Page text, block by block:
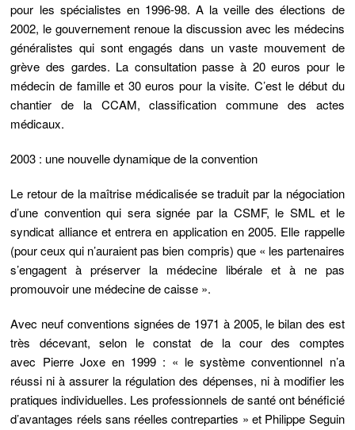
pour les spécialistes en 1996-98. A la veille des élections de
2002, le gouvernement renoue la discussion avec les médecins
généralistes qui sont engagés dans un vaste mouvement de
grève des gardes. La consultation passe à 20 euros pour le
médecin de famille et 30 euros pour la visite. C’est le début du
chantier de la CCAM, classification commune des actes
médicaux.
2003 : une nouvelle dynamique de la convention
Le retour de la maîtrise médicalisée se traduit par la négociation
d’une convention qui sera signée par la CSMF, le SML et le
syndicat alliance et entrera en application en 2005. Elle rappelle
(pour ceux qui n’auraient pas bien compris) que « les partenaires
s’engagent à préserver la médecine libérale et à ne pas
promouvoir une médecine de caisse ».
Avec neuf conventions signées de 1971 à 2005, le bilan des est
très décevant, selon le constat de la cour des comptes
avec Pierre Joxe en 1999 : « le système conventionnel n’a
réussi ni à assurer la régulation des dépenses, ni à modifier les
pratiques individuelles. Les professionnels de santé ont bénéficié
d’avantages réels sans réelles contreparties » et Philippe Seguin